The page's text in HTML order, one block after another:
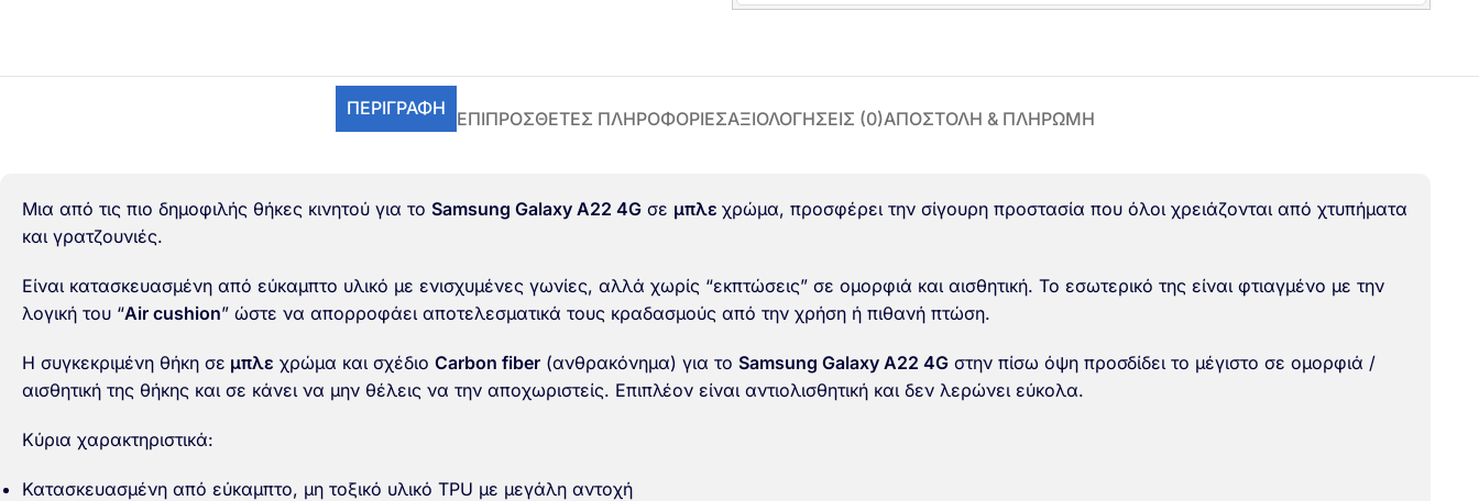
ΠΕΡΙΓΡΑΦΉ ΕΠΙΠΡΌΣΘΕΤΕΣ ΠΛΗΡΟΦΟΡΊΕΣΑΞΙΟΛΟΓΉΣΕΙΣ (0)ΑΠΟΣΤΟΛΗ & ΠΛΗΡΩΜΗ
Μια από τις πιο δημοφιλής θήκες κινητού για το Samsung Galaxy A22 4G σε μπλε χρώμα, προσφέρει την σίγουρη προστασία που όλοι χρειάζονται από χτυπήματα
και γρατζουνιές.
Είναι κατασκευασμένη από εύκαμπτο υλικό με ενισχυμένες γωνίες, αλλά χωρίς “εκπτώσεις” σε ομορφιά και αισθητική. Το εσωτερικό της είναι φτιαγμένο με την
λογική του “Air cushion” ώστε να απορροφάει αποτελεσματικά τους κραδασμούς από την χρήση ή πιθανή πτώση.
Η συγκεκριμένη θήκη σε μπλε χρώμα και σχέδιο Carbon fiber (ανθρακόνημα) για το Samsung Galaxy A22 4G στην πίσω όψη προσδίδει το μέγιστο σε ομορφιά /
αισθητική της θήκης και σε κάνει να μην θέλεις να την αποχωριστείς. Επιπλέον είναι αντιολισθητική και δεν λερώνει εύκολα.
Κύρια χαρακτηριστικά:
Κατασκευασμένη από εύκαμπτο, μη τοξικό υλικό TPU με μεγάλη αντοχή